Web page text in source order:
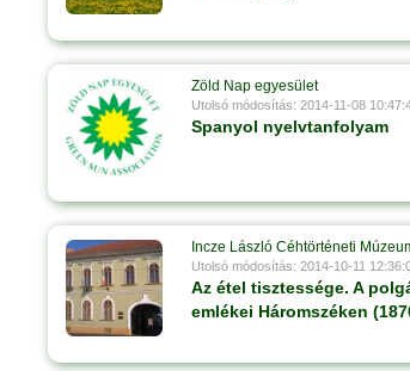
Zöld Nap egyesület
Utolsó módosítás: 2014-11-08
Spanyol nyelvtanfolyam
Incze László Céhtörténeti
Utolsó módosítás: 2014-10-11
Az étel tisztessége. A
emlékei Háromszéken